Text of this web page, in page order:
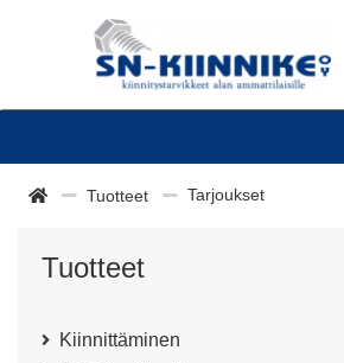
Tuotteet Tarjoukset
Tuotteet
Kiinnittäminen